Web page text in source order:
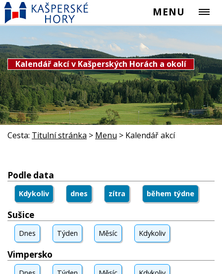
MENU
Kalendář akcí v Kašperských Horách a okolí
Cesta: Titulní stránka > Menu > Kalendář akcí
Podle data
Kdykoliv dnes zítra během týdne
Sušice
Dnes Týden Měsíc Kdykoliv
Vimpersko